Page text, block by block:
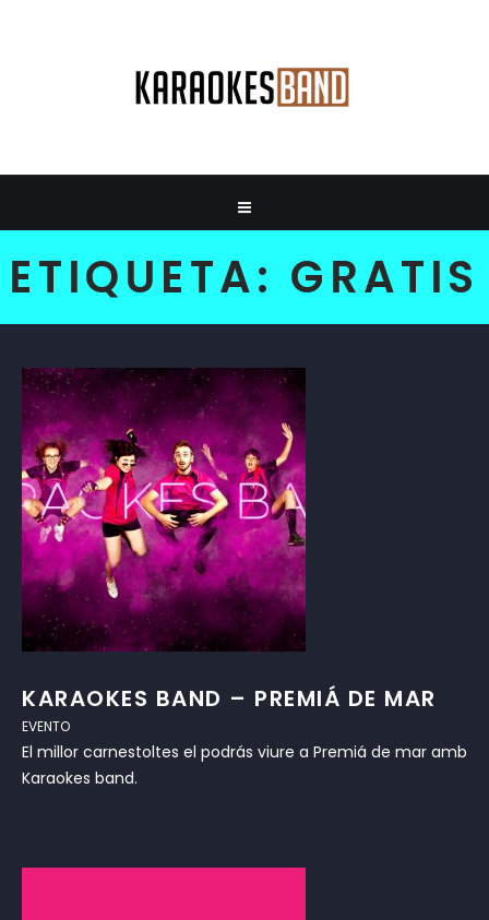
ETIQUETA: GRATIS
KARAOKES BAND – PREMIÁ DE MAR
EVENTO
El millor carnestoltes el podrás viure a Premiá de mar amb
Karaokes band.